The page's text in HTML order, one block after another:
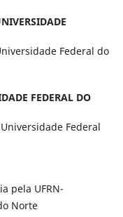
Federal do
FEDERAL DO
Federal
pela UFRN-
Norte